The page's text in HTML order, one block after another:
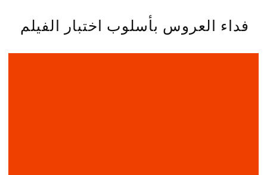
فداء العروس بأسلوب اختبار الفيلم